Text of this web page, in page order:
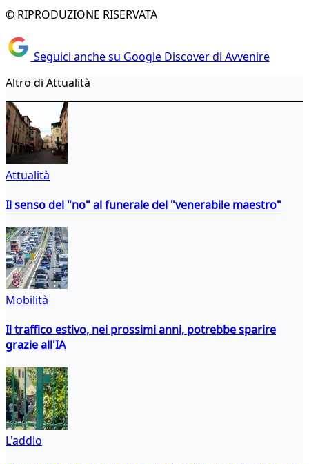
© RIPRODUZIONE RISERVATA
Seguici anche su Google Discover di Avvenire
Altro di Attualità
Attualità
Il senso del "no" al funerale del "venerabile maestro"
Mobilità
Il traffico estivo, nei prossimi anni, potrebbe sparire
grazie all'IA
L'addio